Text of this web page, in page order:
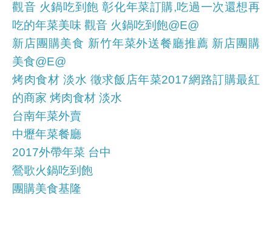
觀音 火鍋吃到飽 彰化年菜訂購,吃過一次還想再
吃的年菜美味 觀音 火鍋吃到飽@E@
新店團購美食 新竹年菜外送餐廳推薦 新店團購
美食@E@
烤肉食材 淡水 徵求飯店年菜2017網路訂購最紅
的商家 烤肉食材 淡水
台南年菜外賣
中壢年菜餐廳
2017外帶年菜 台中
鶯歌火鍋吃到飽
團購美食基隆